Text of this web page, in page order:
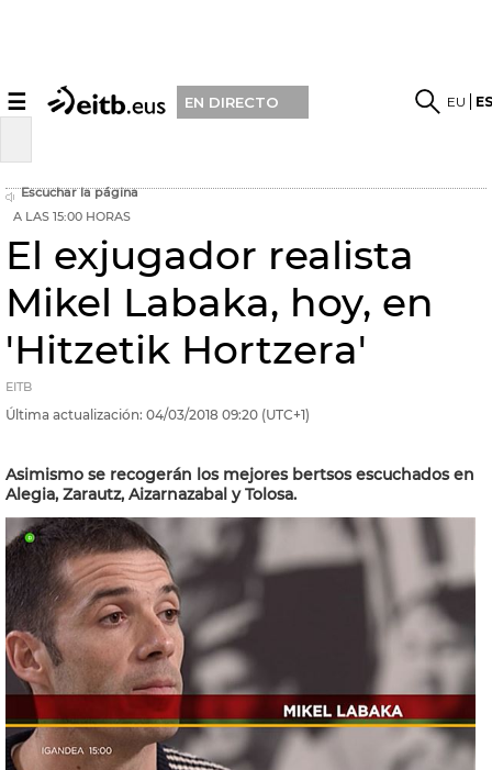
☰ EN DIRECTO EU
Escuchar la página
A LAS 15:00 HORAS
El exjugador realista
Mikel Labaka, hoy, en
'Hitzetik Hortzera'
EITB
Última actualización: 04/03/2018 09:20 (UTC+1)
Asimismo se recogerán los mejores bertsos escuchados en
Alegia, Zarautz, Aizarnazabal y Tolosa.